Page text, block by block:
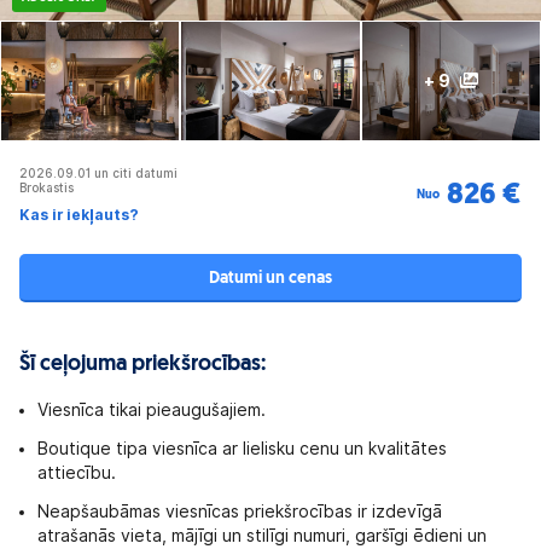
+ 9
2026.09.01 un citi datumi
Brokastis
Kas ir iekļauts?
Nuo 826 €
Datumi un cenas
Šī ceļojuma priekšrocības:
Viesnīca tikai pieaugušajiem.
Boutique tipa viesnīca ar lielisku cenu un kvalitātes
attiecību.
Neapšaubāmas viesnīcas priekšrocības ir izdevīgā
atrašanās vieta, mājīgi un stilīgi numuri, garšīgi ēdieni un